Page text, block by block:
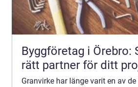
Byggföretag i Örebro:
rätt partner för ditt
Granvirke har länge varit en av